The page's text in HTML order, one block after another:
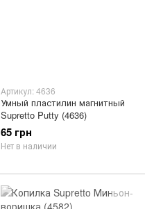
Артикул: 4636
Умный пластилин магнитный
Supretto Putty (4636)
65 грн
Нет в наличии